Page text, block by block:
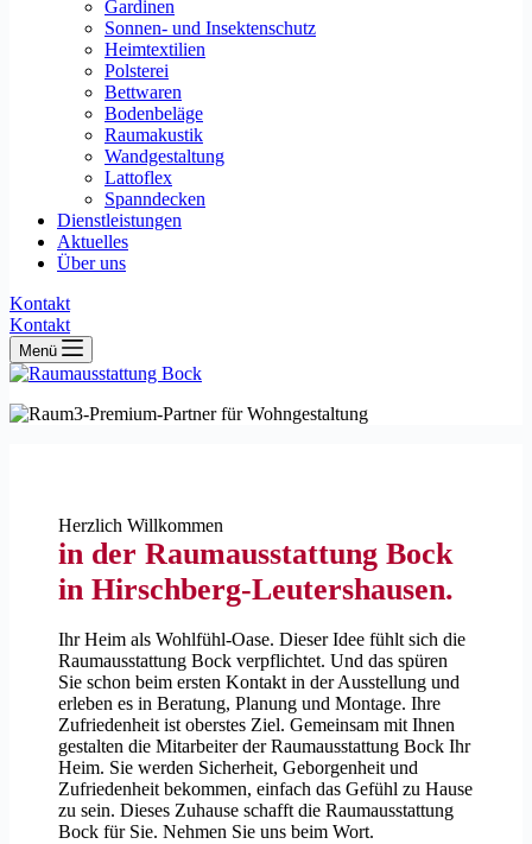
Gardinen
Sonnen- und Insektenschutz
Heimtextilien
Polsterei
Bettwaren
Bodenbeläge
Raumakustik
Wandgestaltung
Lattoflex
Spanndecken
Dienstleistungen
Aktuelles
Über uns
Kontakt
Kontakt
Menü
Herzlich Willkommen
in der Raumausstattung Bock
in Hirschberg-Leutershausen.
Ihr Heim als Wohlfühl-Oase. Dieser Idee fühlt sich die
Raumausstattung Bock verpflichtet. Und das spüren
Sie schon beim ersten Kontakt in der Ausstellung und
erleben es in Beratung, Planung und Montage. Ihre
Zufriedenheit ist oberstes Ziel. Gemeinsam mit Ihnen
gestalten die Mitarbeiter der Raumausstattung Bock Ihr
Heim. Sie werden Sicherheit, Geborgenheit und
Zufriedenheit bekommen, einfach das Gefühl zu Hause
zu sein. Dieses Zuhause schafft die Raumausstattung
Bock für Sie. Nehmen Sie uns beim Wort.